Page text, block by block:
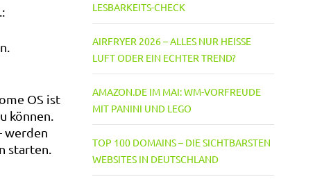
OS ist
können.
werden
starten.
LESBARKEITS-CHECK
AIRFRYER 2026 – ALLES NUR HEISSE L
UFT ODER EIN ECHTER TREND?
AMAZON.DE IM MAI: WM-VORFREUDE
MIT PANINI UND LEGO
TOP 100 DOMAINS – DIE SICHTBARSTEN
WEBSITES IN DEUTSCHLAND